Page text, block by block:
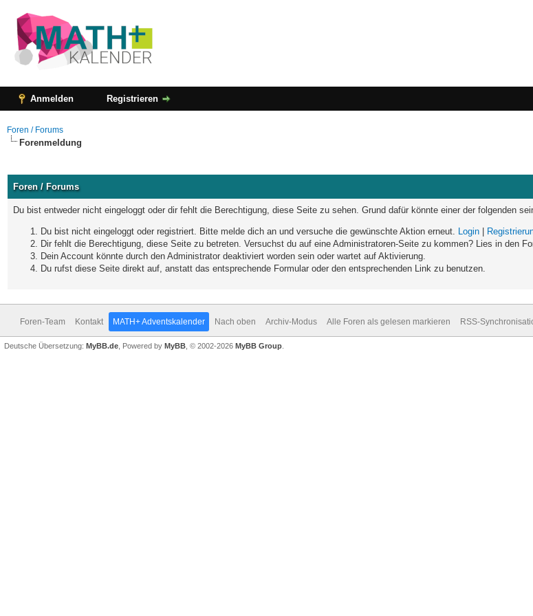
Anmelden Registrieren
Foren / Forums
Forenmeldung
Foren / Forums
Du bist entweder nicht eingeloggt oder dir fehlt die Berechtigung, diese Seite zu sehen. Grund dafür könnte einer der folgenden
Du bist nicht eingeloggt oder registriert. Bitte melde dich an und versuche die gewünschte Aktion erneut. Login
Dir fehlt die Berechtigung, diese Seite zu betreten. Versuchst du auf eine Administratoren-Seite zu kommen? Lies in den
Dein Account könnte durch den Administrator deaktiviert worden sein oder wartet auf Aktivierung.
Du rufst diese Seite direkt auf, anstatt das entsprechende Formular oder den entsprechenden Link zu benutzen.
Foren-Team Kontakt MATH+ Adventskalender Nach oben Archiv-Modus Alle Foren als gelesen markieren RSS-
Deutsche Übersetzung: MyBB.de , Powered by MyBB , © 2002-2026 MyBB Group